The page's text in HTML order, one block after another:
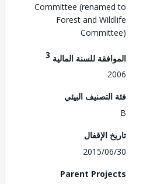
Committee (renamed to
Forest and Wildlife
Committee)
الموافقة للسنة المالية3
فئة التصنيف البيئي
تاريخ الإقفال
2015/06/30
Parent Projects